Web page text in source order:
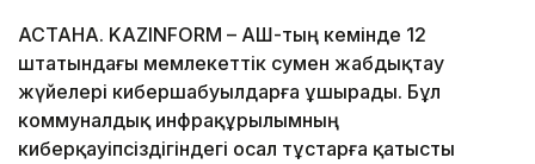
АСТАНА. KAZINFORM – АҚШ-тың кемінде 12
штатындағы мемлекеттік сумен жабдықтау
жүйелері кибершабуылдарға ұшырады. Бұл
коммуналдық инфрақұрылымның
киберқауіпсіздігіндегі осал тұстарға қатысты